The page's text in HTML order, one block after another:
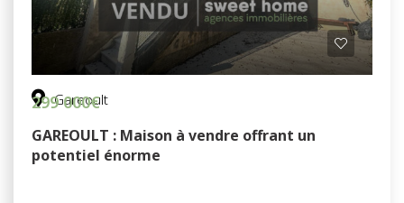
Gareoult
299 000€
GAREOULT : Maison à vendre offrant un
potentiel énorme